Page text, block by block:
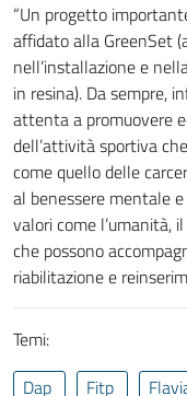
“Un progetto
affidato alla GreenSet
nell’installazione e
in resina). Da sempre,
attenta a promuovere
dell’attività sportiva
come quello delle
al benessere mentale
valori come l’umanità,
che possono
riabilitazione e
Temi:
Dap
Fitp